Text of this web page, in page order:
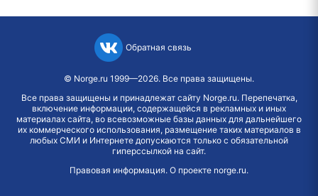
Обратная связь
© Norge.ru 1999—2026. Все права защищены.
Все права защищены и принадлежат сайту Norge.ru. Перепечатка,
включение информации, содержащейся в рекламных и иных
материалах сайта, во всевозможные базы данных для дальнейшего
их коммерческого использования, размещение таких материалов в
любых СМИ и Интернете допускаются только с обязательной
гиперссылкой на сайт.
Правовая информация. О проекте norge.ru.